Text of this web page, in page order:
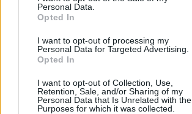
Personal Data.
Opted In
I want to opt-out of processing my
Personal Data for Targeted Advertising.
Opted In
I want to opt-out of Collection, Use,
Retention, Sale, and/or Sharing of my
Personal Data that Is Unrelated with the
Purposes for which it was collected.